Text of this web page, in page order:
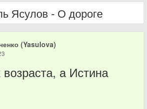
Ясулов - О дороге
(Yasulova)
а Истина